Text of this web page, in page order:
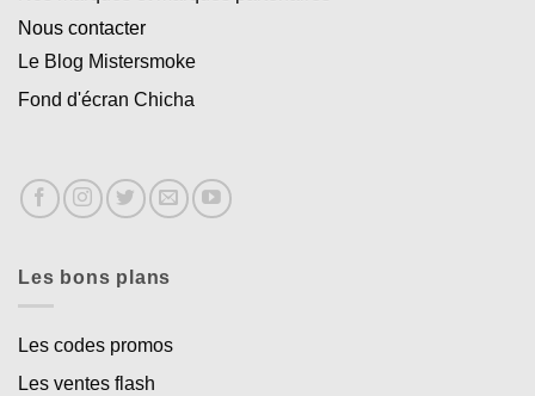
Nous contacter
Le Blog Mistersmoke
Fond d'écran Chicha
Les bons plans
Les codes promos
Les ventes flash